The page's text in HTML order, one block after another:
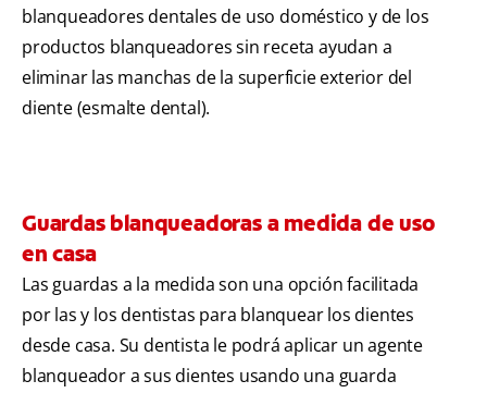
blanqueadores dentales de uso doméstico y de los
productos blanqueadores sin receta ayudan a
eliminar las manchas de la superficie exterior del
diente (esmalte dental).
Guardas blanqueadoras a medida de uso
en casa
Las guardas a la medida son una opción facilitada
por las y los dentistas para blanquear los dientes
desde casa. Su dentista le podrá aplicar un agente
blanqueador a sus dientes usando una guarda